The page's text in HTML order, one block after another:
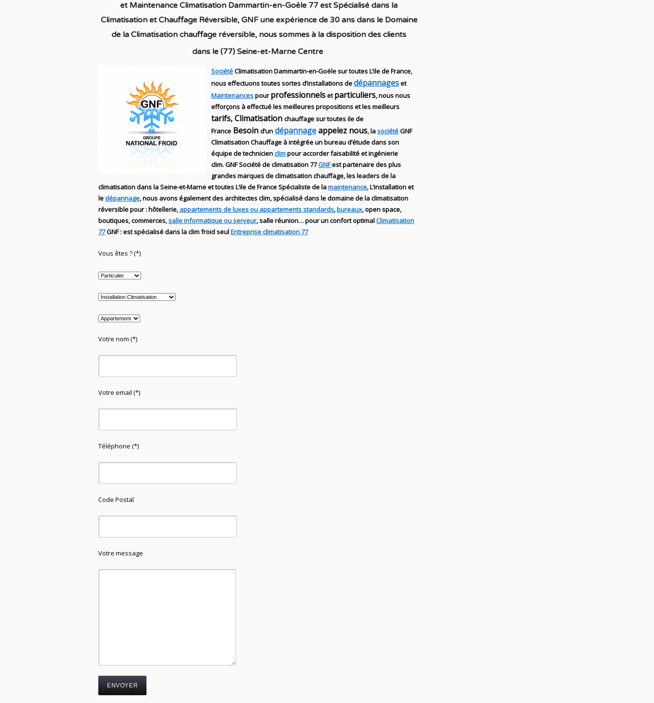
et Maintenance Climatisation Dammartin-en-Goële 77 est Spécialisé dans la
Climatisationet ChauffageRéversible, GNF une expérience de 30 ans dans le Domaine
de la Climatisation chauffage réversible, nous sommes à la disposition des clients
dansle (77) Seine-et-Marne Centre
SociétéClimatisation Dammartin-en-Goële sur toutes L’ile de France,
nous effectuons toutes sortes d’installationsdedépannageset
Maintenancespourprofessionnelsetparticuliers, nous nous
efforçons à effectué les meilleures propositions et les meilleurs
tarifs, Climatisation chauffage sur toutes ile de
France Besoin d’un dépannageappelez nous, lasociétéGNF
Climatisation Chauffage à intégrée un bureau d’étude dans son
équipe de technicienclimpour accorder faisabilité et ingénierie
clim.GNFSociété de climatisation 77GNFest partenaire des plus
grandes marques declimatisation chauffage, les leadersde la
climatisation dans la Seine-et-Marne et toutes L’ile de France Spécialiste de lamaintenance, L’installationet
ledépannage, nous avons également des architectes clim,spécialisé dans le domaine de laclimatisation
réversiblepour : hôtellerie, appartements de luxes ou appartements standards, bureaux, open space,
boutiques, commerces,salle informatique ou serveur, salle réunion… pour un confort optimalClimatisation
77GNF:estspécialisédans la climfroid seulEntreprise climatisation 77
Vous êtes ? (*)
Votre nom (*)
Votre email (*)
Téléphone (*)
Code Postal
Votre message